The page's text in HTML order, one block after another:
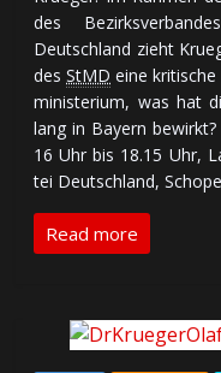
des
Deutsch­land zieht
desStMD ei­ne
mi­nis­te­rium, was hat
lang in Bayern
16 Uhr bis 18.15 Uhr,
tei Deutschland,
Read more